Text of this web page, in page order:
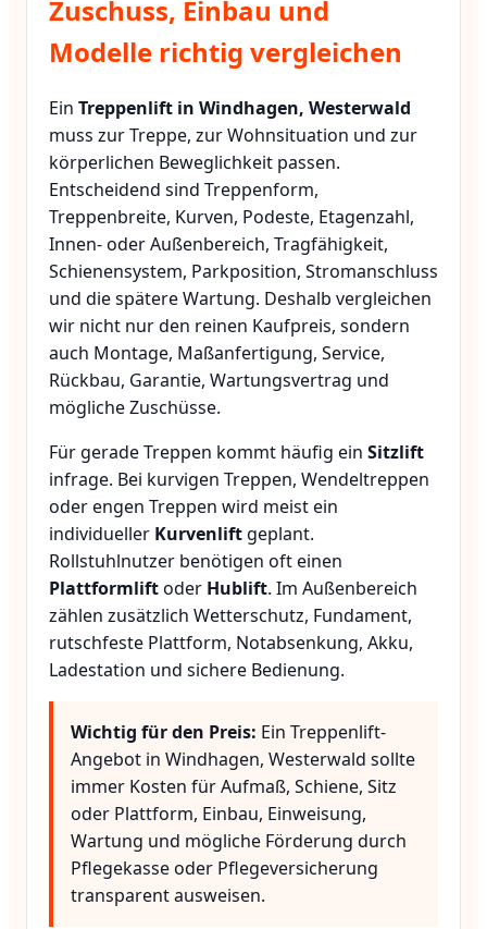
Zuschuss, Einbau und
Modelle richtig vergleichen
Ein Treppenlift in Windhagen, Westerwald
muss zur Treppe, zur Wohnsituation und zur
körperlichen Beweglichkeit passen.
Entscheidend sind Treppenform,
Treppenbreite, Kurven, Podeste, Etagenzahl,
Innen- oder Außenbereich, Tragfähigkeit,
Schienensystem, Parkposition, Stromanschluss
und die spätere Wartung. Deshalb vergleichen
wir nicht nur den reinen Kaufpreis, sondern
auch Montage, Maßanfertigung, Service,
Rückbau, Garantie, Wartungsvertrag und
mögliche Zuschüsse.
Für gerade Treppen kommt häufig ein Sitzlift
infrage. Bei kurvigen Treppen, Wendeltreppen
oder engen Treppen wird meist ein
individueller Kurvenlift geplant.
Rollstuhlnutzer benötigen oft einen
Plattformliftoder Hublift. Im Außenbereich
zählen zusätzlich Wetterschutz, Fundament,
rutschfeste Plattform, Notabsenkung, Akku,
Ladestation und sichere Bedienung.
Wichtig für den Preis: Ein Treppenlift-
Angebot in Windhagen, Westerwald sollte
immer Kosten für Aufmaß, Schiene, Sitz
oder Plattform, Einbau, Einweisung,
Wartung und mögliche Förderung durch
Pflegekasse oder Pflegeversicherung
transparent ausweisen.